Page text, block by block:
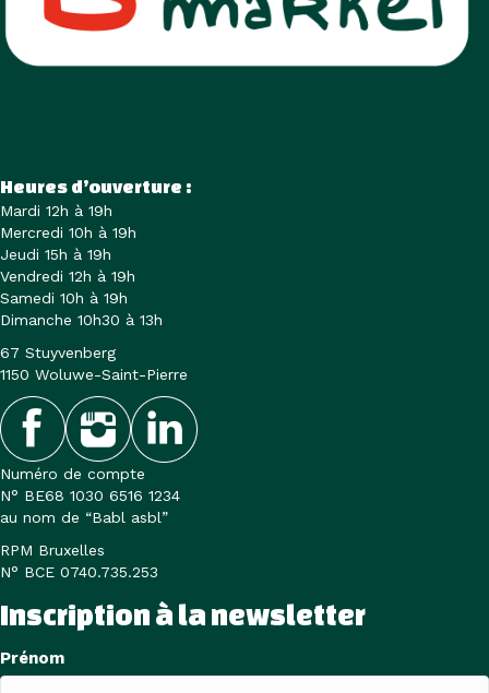
Heures d’ouverture :
Mardi 12h à 19h
Mercredi 10h à 19h
Jeudi 15h à 19h
Vendredi 12h à 19h
Samedi 10h à 19h
Dimanche 10h30 à 13h
67 Stuyvenberg
1150 Woluwe-Saint-Pierre
Numéro de compte
N° BE68 1030 6516 1234
au nom de “Babl asbl”
RPM Bruxelles
N° BCE 0740.735.253
Inscription à la newsletter
Nom
(Nécessaire)
Prénom